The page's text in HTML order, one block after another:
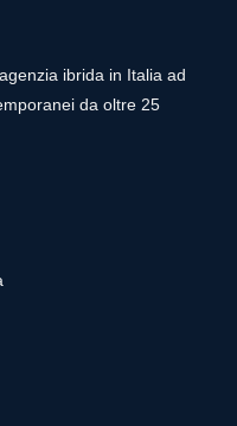
ibrida in Italia ad
da oltre 25